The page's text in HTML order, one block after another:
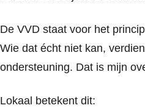
De VVD staat voor het
Wie dat écht niet kan,
ondersteuning. Dat is mijn
Lokaal betekent dit: